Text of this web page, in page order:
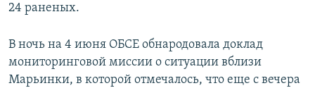
24 раненых.
В ночь на 4 июня ОБСЕ обнародовала доклад
мониторинговой миссии о ситуации вблизи
Марьинки, в которой отмечалось, что еще с вечера